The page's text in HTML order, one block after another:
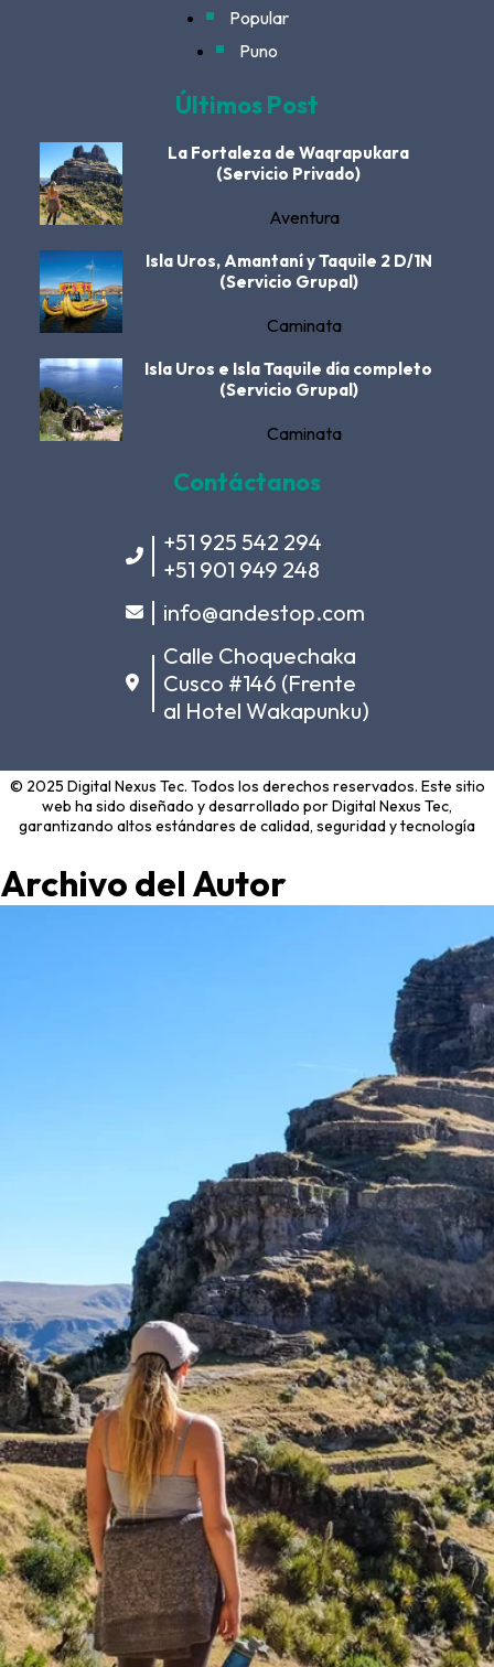
Popular
Puno
Últimos Post
La Fortaleza de Waqrapukara
(Servicio Privado)
Aventura
Isla Uros, Amantaní y Taquile 2 D/1N
(Servicio Grupal)
Caminata
Isla Uros e Isla Taquile día completo
(Servicio Grupal)
Caminata
Contáctanos
+51 925 542 294
+51 901 949 248
info@andestop.com
Calle Choquechaka
Cusco #146 (Frente
al Hotel Wakapunku)
© 2025 Digital Nexus Tec. Todos los derechos reservados. Este sitio
web ha sido diseñado y desarrollado porDigital Nexus Tec,
garantizando altos estándares de calidad, seguridad y tecnología
Archivo del Autor